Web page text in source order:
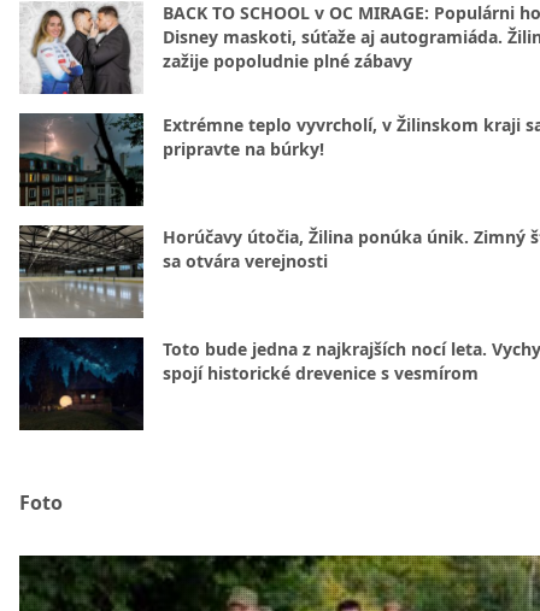
BACK TO SCHOOL v OC MIRAGE: Populárni
Disney maskoti, súťaže aj autogramiáda.
zažije popoludnie plné zábavy
Extrémne teplo vyvrcholí, v Žilinskom kraji
pripravte na búrky!
Horúčavy útočia, Žilina ponúka únik. Zimný
sa otvára verejnosti
Toto bude jedna z najkrajších nocí leta.
spojí historické drevenice s vesmírom
Foto